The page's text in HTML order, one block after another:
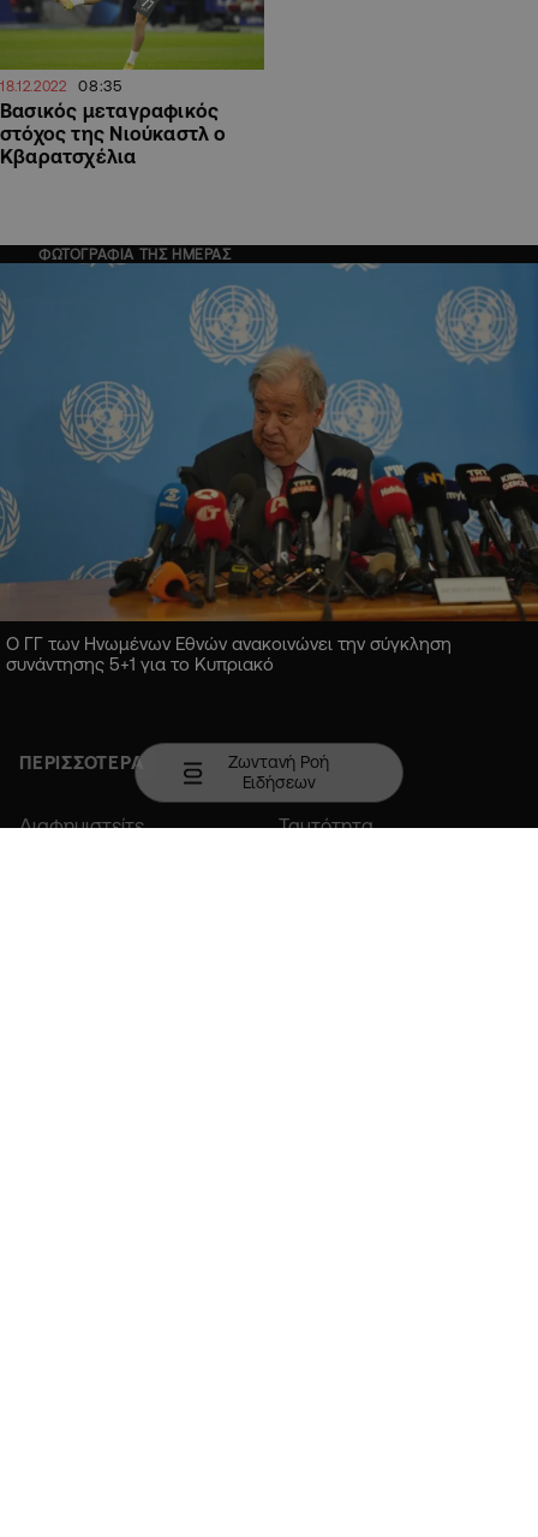
18.12.2022 08:35
Βασικός μεταγραφικός
στόχος της Νιούκαστλ ο
Κβαρατσχέλια
ΦΩΤΟΓΡΑΦΙΑ ΤΗΣ ΗΜΕΡΑΣ
Ο ΓΓ των Ηνωμένων Εθνών ανακοινώνει την σύγκληση
συνάντησης 5+1 για το Κυπριακό
ΠΕΡΙΣΣΟΤΕΡΑ
Διαφημιστείτε Ταυτότητα
Ζωντανή Ροή
Ειδήσεων